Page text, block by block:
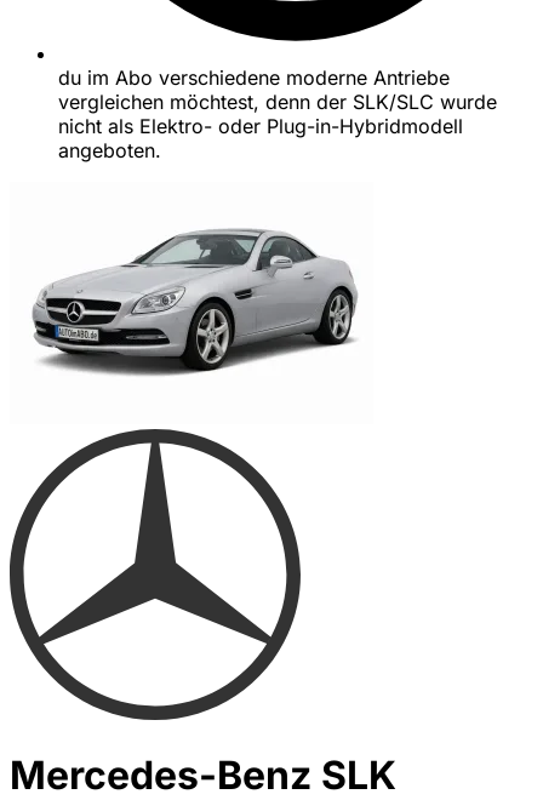
du im Abo verschiedene moderne Antriebe
vergleichen möchtest, denn der SLK/SLC wurde
nicht als Elektro- oder Plug-in-Hybridmodell
angeboten.
Mercedes-Benz SLK